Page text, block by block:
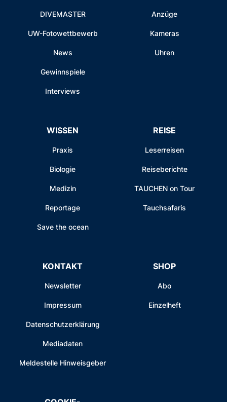
DIVEMASTER
UW-Fotowettbewerb
News
Gewinnspiele
Interviews
Anzüge
Kameras
Uhren
WISSEN
Praxis
Biologie
Medizin
Reportage
Save the ocean
REISE
Leserreisen
Reiseberichte
TAUCHEN on Tour
Tauchsafaris
KONTAKT
Newsletter
Impressum
Datenschutzerklärung
Mediadaten
Meldestelle Hinweisgeber
SHOP
Abo
Einzelheft